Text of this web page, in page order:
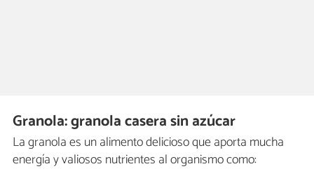
Granola: granola casera sin azúcar
La granola es un alimento delicioso que aporta mucha
energía y valiosos nutrientes al organismo como: